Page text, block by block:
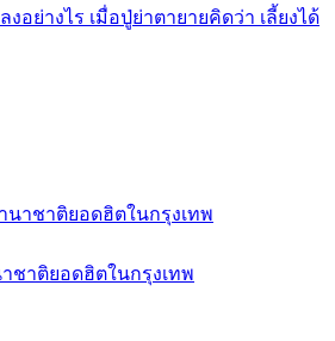
ย่างไร เมื่อปู่ย่าตายายคิดว่า เลี้ยงได้
ชาติยอดฮิตในกรุงเทพ